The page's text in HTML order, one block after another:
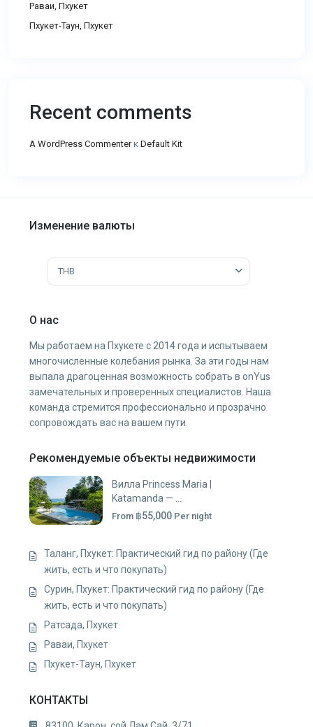
Раваи, Пхукет
Пхукет-Таун, Пхукет
Recent comments
A WordPress Commenterк Default Kit
Изменение валюты
THB
О нас
Мы работаем на Пхукете с 2014 года и испытываем
многочисленные колебания рынка. За эти годы нам
выпала драгоценная возможность собрать в onYus
замечательных и проверенных специалистов. Наша
команда стремится профессионально и прозрачно
сопровождать вас на вашем пути.
Рекомендуемые объекты недвижимости
Вилла Princess Maria |
Katamanda — ...
From ฿55,000 Per night
Таланг, Пхукет: Практический гид по району (Где
жить, есть и что покупать)
Сурин, Пхукет: Практический гид по району (Где
жить, есть и что покупать)
Ратсада, Пхукет
Раваи, Пхукет
Пхукет-Таун, Пхукет
КОНТАКТЫ